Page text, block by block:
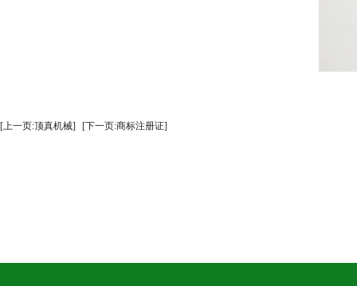
[上一页:顶真机械] [下一页:商标注册证]